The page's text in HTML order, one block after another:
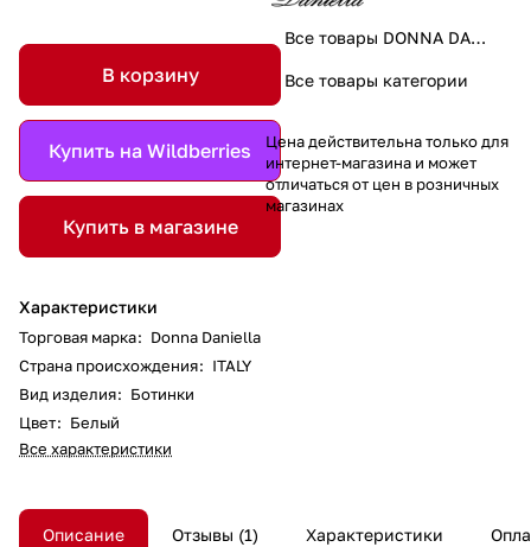
В корзину
Купить на Wildberries
Купить в магазине
Характеристики
Торговая марка: Donna Daniella
Страна происхождения: ITALY
Вид изделия: Ботинки
Цвет: Белый
Все характеристики
Все товары DONNA DANIELLA
Все товары категории
Цена действительна только для
интернет-магазина и может
отличаться от цен в розничных
магазинах
Описание Отзывы 1 Характеристики